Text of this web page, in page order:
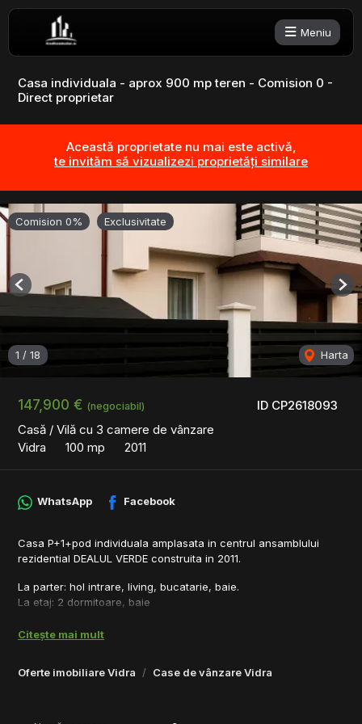
Meniu
Casa individuala - aprox 900 mp teren - Comision 0 -
Direct proprietar
Această proprietate nu mai este activă,
te invităm să vizualizezi proprietăți similare
ID CP2618093
147,900 € (negociabil)
Casă / Vilă cu 3 camere de vânzare
Vidra
100 mp 2011
Comision 0% Exclusivitate
1 / 18 Harta
Previous
Oferte imobiliare Vidra Case de vânzare Vidra
WhatsApp Facebook
Casa P+1+pod individuala amplasata in centrul ansamblului
rezidential DEALUL VERDE construita in 2011.
La parter: hol intrare, living, bucatarie, baie.
La etaj: 2 dormitoare, baie
Utilitati: gaze, energie electrica (trifazic), CANALIZARE, apa put
Cartierul beneficiaza de supraveghere video. Asociatia de
Citește mai mult